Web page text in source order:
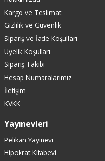
Kargo ve Teslimat
Gizlilik ve Güvenlik
Sipariş ve İade Koşulları
Üyelik Koşulları
Sipariş Takibi
Hesap Numaralarımız
İletişim
KVKK
Yayınevleri
Pelikan Yayınevi
Hipokrat Kitabevi